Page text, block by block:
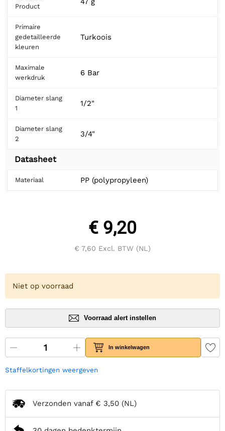
Product
Primaire
gedetailleerde
kleuren
Turkoois
Maximale
werkdruk
6 Bar
Diameter slang
1
1/2"
Diameter slang
2
3/4"
Datasheet
Materiaal PP (polypropyleen)
€ 9,20
€ 7,60 Excl. BTW (NL)
Niet op voorraad
Voorraad alert instellen
In winkelwagen
Staffelkortingen weergeven
Verzonden vanaf € 3,50 (NL)